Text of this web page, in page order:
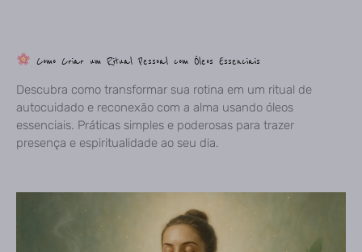
Como Criar um Ritual Pessoal com Óleos Essenciais
Descubra como transformar sua rotina em um ritual de
autocuidado e reconexão com a alma usando óleos
essenciais. Práticas simples e poderosas para trazer
presença e espiritualidade ao seu dia.